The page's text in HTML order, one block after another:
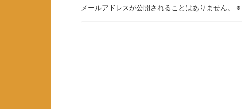
メールアドレスが公開されることはありません。 ※